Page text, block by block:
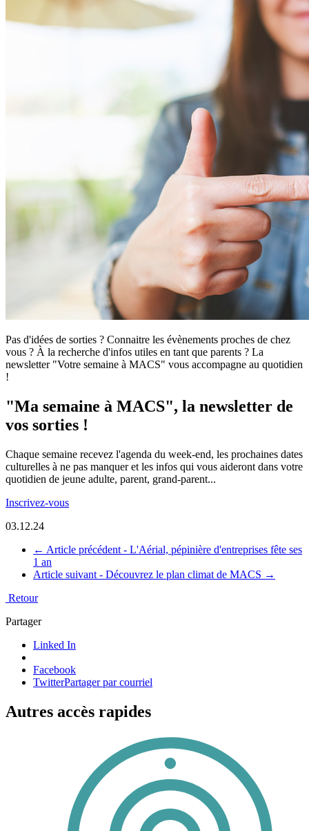
Pas d'idées de sorties ? Connaitre les évènements proches de chez
vous ? À la recherche d'infos utiles en tant que parents ? La
newsletter "Votre semaine à MACS" vous accompagne au quotidien
!
"Ma semaine à MACS", la newsletter de
vos sorties !
Chaque semaine recevez l'agenda du week-end, les prochaines dates
culturelles à ne pas manquer et les infos qui vous aideront dans votre
quotidien de jeune adulte, parent, grand-parent...
Inscrivez-vous
03.12.24
← Article précédent - L'Aérial, pépinière d'entreprises fête ses
1 an
Article suivant - Découvrez le plan climat de MACS →
Retour
Partager
Linked In
Facebook
TwitterPartager par courriel
Autres accès rapides